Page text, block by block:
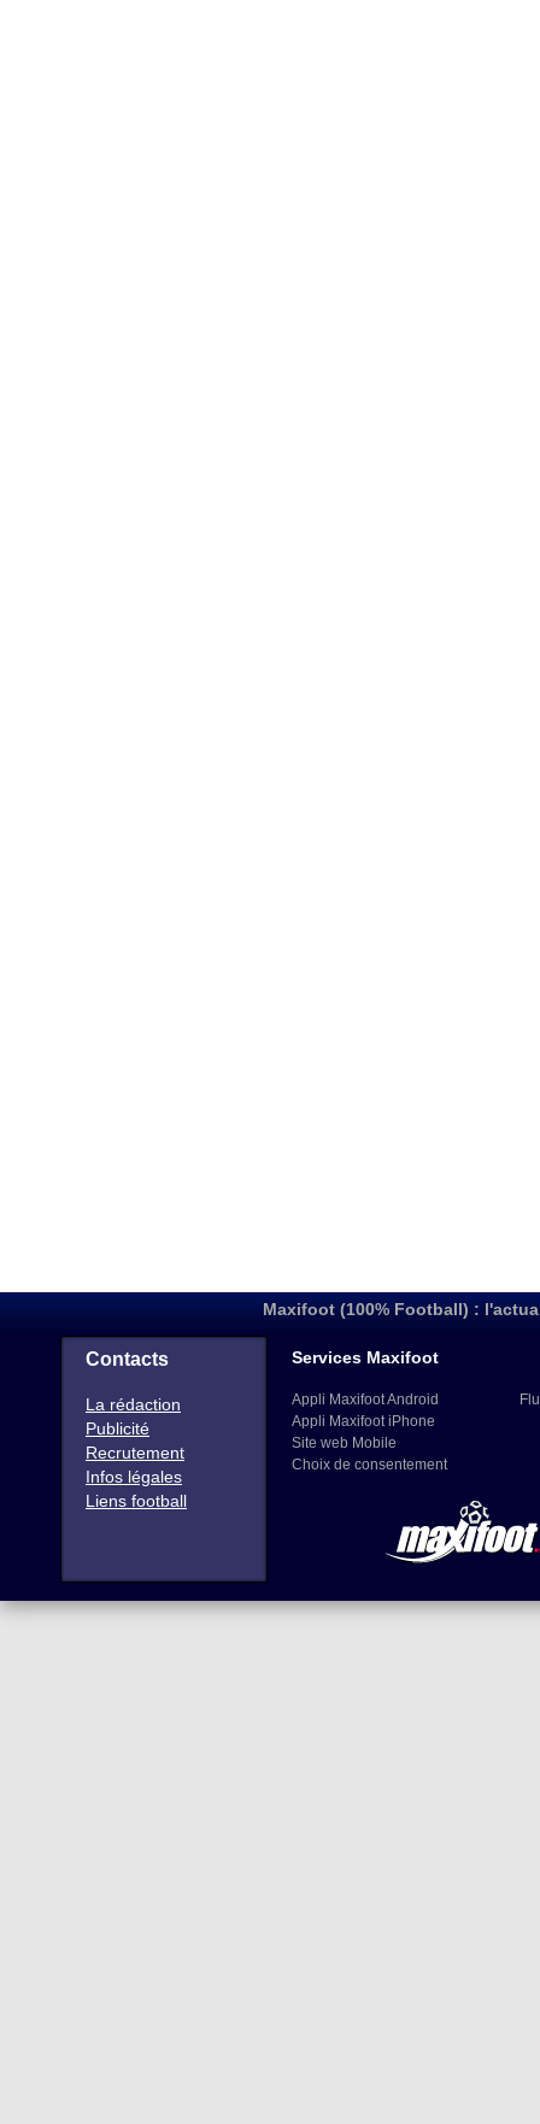
Maxifoot (100% Football) :
Contacts
La rédaction
Publicité
Recrutement
Infos légales
Liens football
Services Maxifoot
Appli Maxifoot Android
Appli Maxifoot iPhone
Site web Mobile
Choix de consentement